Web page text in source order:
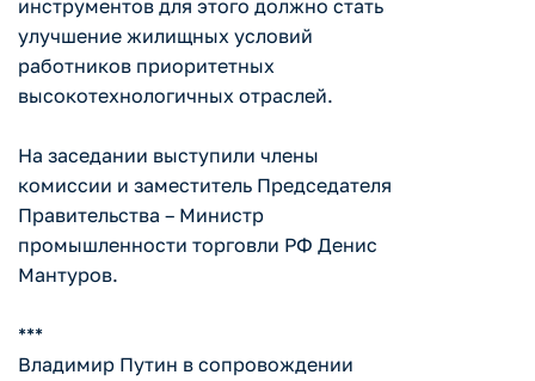
инструментов для этого должно стать
улучшение жилищных условий
работников приоритетных
высокотехнологичных отраслей.
На заседании выступили члены
комиссии и заместитель Председателя
Правительства – Министр
промышленности торговли РФ Денис
Мантуров.
***
Владимир Путин в сопровождении